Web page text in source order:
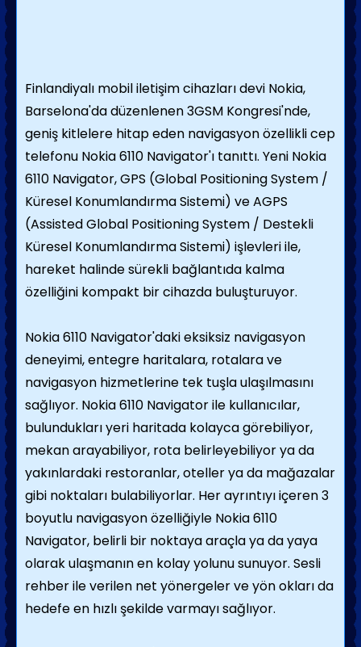
Finlandiyalı mobil iletişim cihazları devi Nokia,
Barselona'da düzenlenen 3GSM Kongresi'nde,
geniş kitlelere hitap eden navigasyon özellikli cep
telefonu Nokia 6110 Navigator'ı tanıttı. Yeni Nokia
6110 Navigator, GPS (Global Positioning System /
Küresel Konumlandırma Sistemi) ve AGPS
(Assisted Global Positioning System / Destekli
Küresel Konumlandırma Sistemi) işlevleri ile,
hareket halinde sürekli bağlantıda kalma
özelliğini kompakt bir cihazda buluşturuyor.
Nokia 6110 Navigator'daki eksiksiz navigasyon
deneyimi, entegre haritalara, rotalara ve
navigasyon hizmetlerine tek tuşla ulaşılmasını
sağlıyor. Nokia 6110 Navigator ile kullanıcılar,
bulundukları yeri haritada kolayca görebiliyor,
mekan arayabiliyor, rota belirleyebiliyor ya da
yakınlardaki restoranlar, oteller ya da mağazalar
gibi noktaları bulabiliyorlar. Her ayrıntıyı içeren 3
boyutlu navigasyon özelliğiyle Nokia 6110
Navigator, belirli bir noktaya araçla ya da yaya
olarak ulaşmanın en kolay yolunu sunuyor. Sesli
rehber ile verilen net yönergeler ve yön okları da
hedefe en hızlı şekilde varmayı sağlıyor.